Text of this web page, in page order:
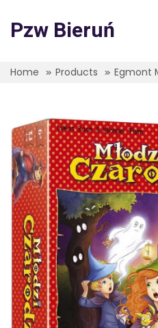
content
Pzw Bieruń
Home Products Egmont